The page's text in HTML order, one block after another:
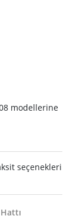
modellerine
seçenekleri